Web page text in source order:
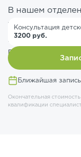
В нашем
удаление
учитывая
пациентов.
Ближайшая
Консультация
3200 руб.
Окончательная
квалификации